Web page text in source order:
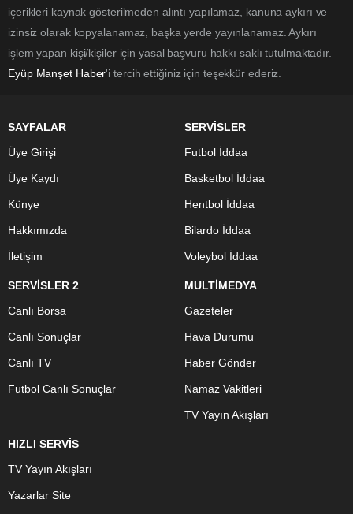
içerikleri kaynak gösterilmeden alıntı yapılamaz, kanuna aykırı ve
izinsiz olarak kopyalanamaz, başka yerde yayınlanamaz. Aykırı
işlem yapan kişi/kişiler için yasal başvuru hakkı saklı tutulmaktadır.
Eyüp Manşet Haber'i tercih ettiğiniz için teşekkür ederiz.
SAYFALAR
Üye Girişi
Üye Kaydı
Künye
Hakkımızda
İletişim
SERVİSLER
Futbol İddaa
Basketbol İddaa
Hentbol İddaa
Bilardo İddaa
Voleybol İddaa
SERVİSLER 2
Canlı Borsa
Canlı Sonuçlar
Canlı TV
Futbol Canlı Sonuçlar
MULTİMEDYA
Gazeteler
Hava Durumu
Haber Gönder
Namaz Vakitleri
TV Yayın Akışları
HIZLI SERVİS
TV Yayın Akışları
Yazarlar Site